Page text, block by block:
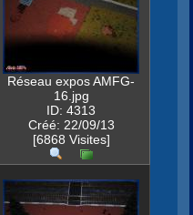
Réseau expos AMFG-
16.jpg
ID: 4313
Créé: 22/09/13
[6868 Visites]